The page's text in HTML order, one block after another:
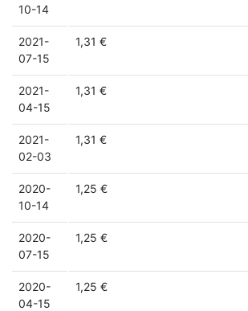
10-14
2021-
07-15
1,31 €
2021-
04-15
1,31 €
2021-
02-03
1,31 €
2020-
10-14
1,25 €
2020-
07-15
1,25 €
2020-
04-15
1,25 €